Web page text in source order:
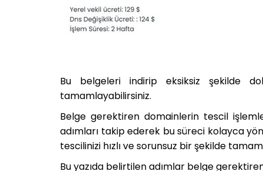
Bu belgeleri indirip eksiksiz şekilde
tamamlayabilirsiniz.
Belge gerektiren domainlerin tescil
adımları takip ederek bu süreci kolayca
tescilinizi hızlı ve sorunsuz bir şekilde
Bu yazıda belirtilen adımlar belge